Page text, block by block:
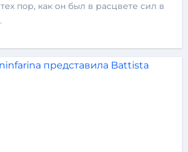
пор, как он был в расцвете сил в